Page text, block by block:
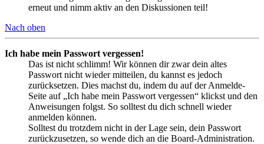
erneut und nimm aktiv an den Diskussionen teil!
Nach oben
Ich habe mein Passwort vergessen!
Das ist nicht schlimm! Wir können dir zwar dein altes
Passwort nicht wieder mitteilen, du kannst es jedoch
zurücksetzen. Dies machst du, indem du auf der Anmelde-
Seite auf „Ich habe mein Passwort vergessen“ klickst und den
Anweisungen folgst. So solltest du dich schnell wieder
anmelden können.
Solltest du trotzdem nicht in der Lage sein, dein Passwort
zurückzusetzen, so wende dich an die Board-Administration.